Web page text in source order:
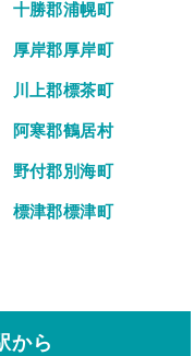
十勝郡浦幌町
厚岸郡厚岸町
川上郡標茶町
阿寒郡鶴居村
野付郡別海町
標津郡標津町
から